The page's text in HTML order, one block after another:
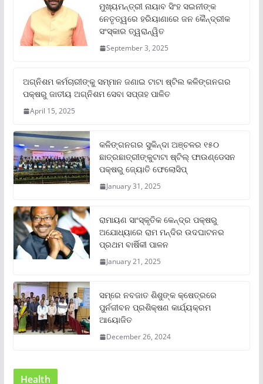
ମୁଖ୍ୟମନ୍ତ୍ରୀ ନାୟାବ ସିଂହ ସଇନୀଙ୍କ
ନେତୃତ୍ୱରେ ହରିୟାଣାରେ ଜନ କୈନ୍ଦ୍ରୀକ
ସଂସ୍କାର ତ୍ୱରାନ୍ୱିତ
September 3, 2025
ଅଗ୍ନିଶମ କର୍ମଚାରୀଙ୍କୁ ସମ୍ମାନ ଜଣାଇ ଟାଟା ଷ୍ଟିଲ କଳିଙ୍ଗନଗର
ପକ୍ଷରୁ ଜାତୀୟ ଅଗ୍ନିଶମ ସେବା ସପ୍ତାହ ପାଳିତ
April 15, 2025
କଳିଙ୍ଗନଗର ସୁକିନ୍ଦା ଅଞ୍ଚଳର ୧୫୦
ଛାତ୍ରଛାତ୍ରୀଙ୍କୁଟାଟା ଷ୍ଟିଲ୍ ଫାଉଣ୍ଡେସନ
ପକ୍ଷରୁ ଜ୍ୟୋତି ଫେଲୋସିପ୍‌
January 31, 2025
ରାମାୟଣ ସାଂସ୍କୃତିକ କେନ୍ଦ୍ର ପକ୍ଷରୁ
ଅଯୋଧ୍ୟାରେ ରାମ ମନ୍ଦିର ଉଦଘାଟନର
ପ୍ରଥମ ବାର୍ଷିକୀ ପାଳନ
January 21, 2025
ସମ୍‌ରେ ନବଜାତ ଶିଶୁଙ୍କ କ୍ଷେତ୍ରରେ
ପୁର୍ନଜୀବନ ପ୍ରଶିକ୍ଷଣ କାର୍ଯ୍ୟକ୍ରମ
ଆୟୋଜିତ
December 26, 2024
Health